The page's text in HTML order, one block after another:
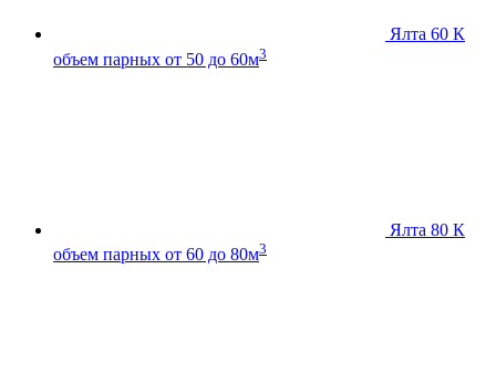
Ялта 60 К
объем парных от 50 до 60м3
Ялта 80 К
объем парных от 60 до 80м3